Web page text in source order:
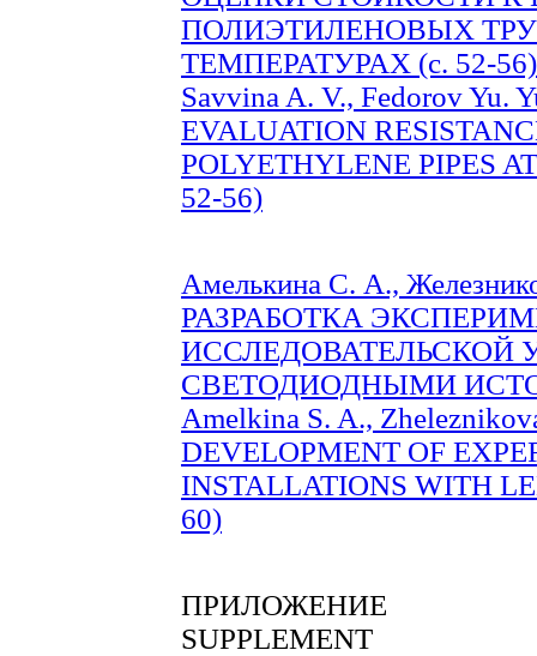
ПОЛИЭТИЛЕНОВЫХ
ТЕМПЕРАТУРАХ (с. 52-56)
Savvina A. V., Fedorov Yu.
EVALUATION
POLYETHYLENE PIPES
52-56)
Амелькина С. А.,
РАЗРАБОТКА
ИССЛЕДОВАТЕЛЬСКОЙ
СВЕТОДИОДНЫМИ
Amelkina S. A.,
DEVELOPMENT OF
INSTALLATIONS WITH
60)
ПРИЛОЖЕНИЕ
SUPPLEMENT